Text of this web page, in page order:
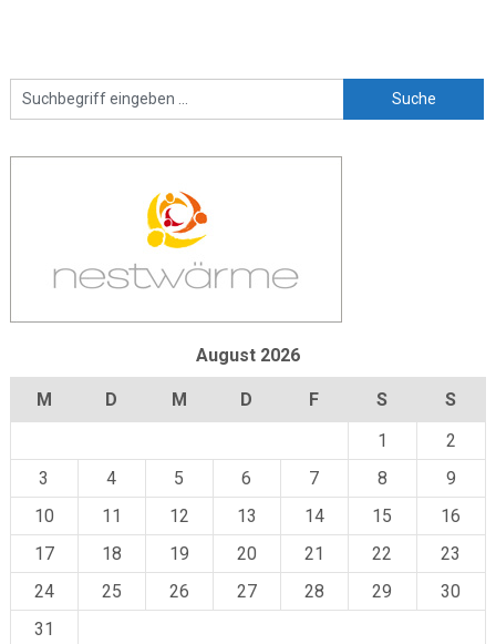
August 2026
M D M D F S
S
1
2
3
4 5 6 7 8
9
10
11 12 13 14 15
16
17
18 19 20 21 22
23
24
25 26 27 28 29
30
31